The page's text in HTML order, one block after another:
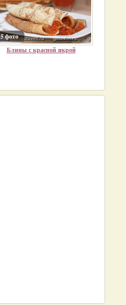
5 фото
Блины с красной икрой